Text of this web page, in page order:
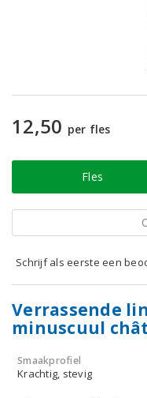
12,50 per fles
Fles
Schrijf als eerste een
Verrassende
minuscuul
Smaakprofiel
Krachtig, stevig